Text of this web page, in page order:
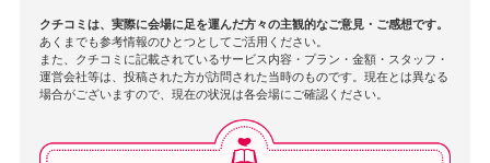
クチコミは、実際に会場に足を運んだ方々の主観的なご意見・ご感想です。
あくまでも参考情報のひとつとしてご活用ください。
また、クチコミに記載されているサービス内容・プラン・金額・スタッフ・
運営会社等は、投稿された方が訪問された当時のものです。現在とは異なる
場合がございますので、現在の状況は各会場にご確認ください。